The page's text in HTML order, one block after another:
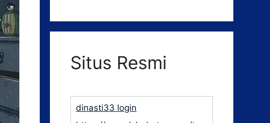
Situs Resmi
dinasti33 login